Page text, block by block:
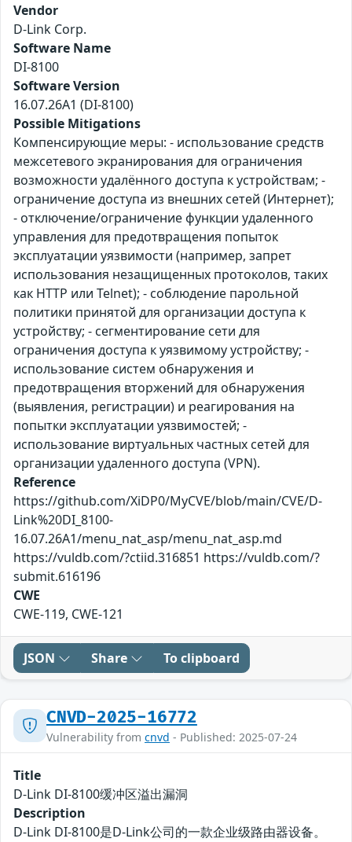
Vendor
D-Link Corp.
Software Name
DI-8100
Software Version
16.07.26A1 (DI-8100)
Possible Mitigations
Компенсирующие меры: - использование средств
межсетевого экранирования для ограничения
возможности удалённого доступа к устройствам; -
ограничение доступа из внешних сетей (Интернет);
- отключение/ограничение функции удаленного
управления для предотвращения попыток
эксплуатации уязвимости (например, запрет
использования незащищенных протоколов, таких
как HTTP или Telnet); - соблюдение парольной
политики принятой для организации доступа к
устройству; - сегментирование сети для
ограничения доступа к уязвимому устройству; -
использование систем обнаружения и
предотвращения вторжений для обнаружения
(выявления, регистрации) и реагирования на
попытки эксплуатации уязвимостей; -
использование виртуальных частных сетей для
организации удаленного доступа (VPN).
Reference
https://github.com/XiDP0/MyCVE/blob/main/CVE/D-
Link%20DI_8100-
16.07.26A1/menu_nat_asp/menu_nat_asp.md
https://vuldb.com/?ctiid.316851 https://vuldb.com/?
submit.616196
CWE
CWE-119, CWE-121
JSON Share To clipboard
CNVD-2025-16772
Vulnerability from cnvd - Published: 2025-07-24
Title
D-Link DI-8100缓冲区溢出漏洞
Description
D-Link DI-8100是D-Link公司的一款企业级路由器设备。